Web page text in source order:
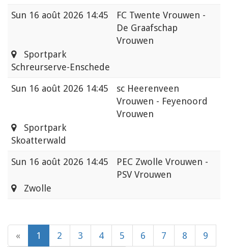
Sun 16 août 2026 14:45
FC Twente Vrouwen -
De Graafschap
Vrouwen
Sportpark
Schreurserve-Enschede
Sun 16 août 2026 14:45
sc Heerenveen
Vrouwen - Feyenoord
Vrouwen
Sportpark
Skoatterwald
Sun 16 août 2026 14:45
PEC Zwolle Vrouwen -
PSV Vrouwen
Zwolle
« 1 2 3 4 5 6 7 8 9